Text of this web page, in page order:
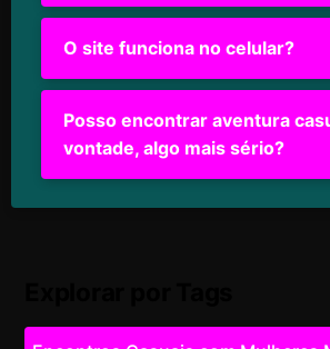
O site funciona no celular?
Posso encontrar aventura
vontade, algo mais sério?